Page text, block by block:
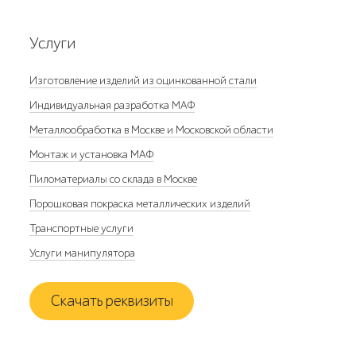
Услуги
Изготовление изделий из оцинкованной стали
Индивидуальная разработка МАФ
Металлообработка в Москве и Московской области
Монтаж и установка МАФ
Пиломатериалы со склада в Москве
Порошковая покраска металлических изделий
Транспортные услуги
Услуги манипулятора
Скачать реквизиты